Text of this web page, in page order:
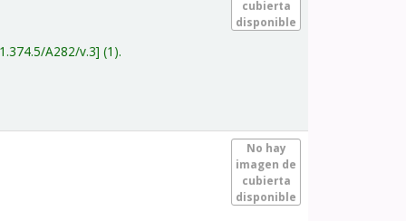
cubierta
disponible
A282/v.3 (1).
No hay
imagen de
cubierta
disponible